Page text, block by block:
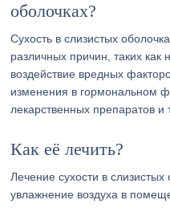
оболочках?
Сухость в слизистых
различных причин, таких как
воздействие вредных
изменения в гормональном
лекарственных препаратов и
Как её лечить?
Лечение сухости в
увлажнение воздуха в